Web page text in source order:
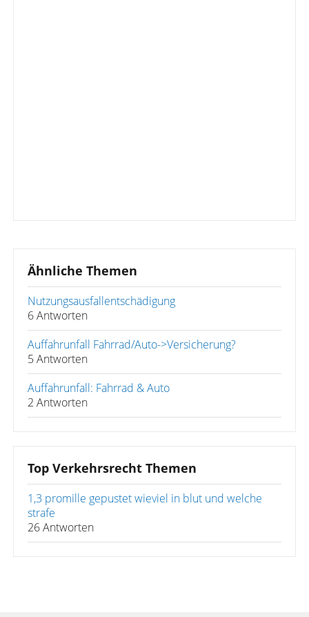
Ähnliche Themen
Nutzungsausfallentschädigung
6 Antworten
Auffahrunfall Fahrrad/Auto->Versicherung?
5 Antworten
Auffahrunfall: Fahrrad & Auto
2 Antworten
Top Verkehrsrecht Themen
1,3 promille gepustet wieviel in blut und welche
strafe
26 Antworten